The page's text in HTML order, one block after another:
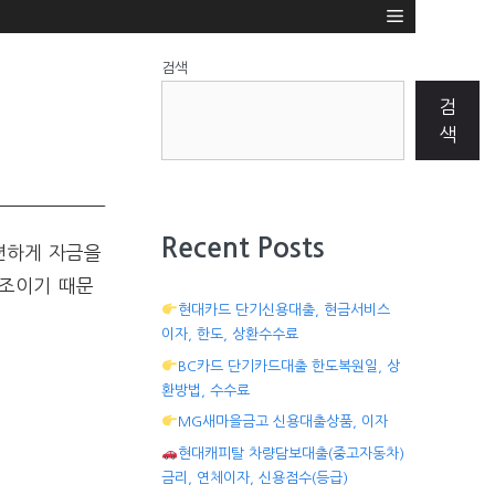
게 자금을
이기 때문
검색
검
색
Recent Posts
현대카드 단기신용대출, 현금서비스
이자, 한도, 상환수수료
BC카드 단기카드대출 한도복원일, 상
환방법, 수수료
MG새마을금고 신용대출상품, 이자
현대캐피탈 차량담보대출(중고자동차)
금리, 연체이자, 신용점수(등급)